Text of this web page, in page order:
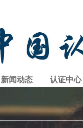
新闻动态 认证中心